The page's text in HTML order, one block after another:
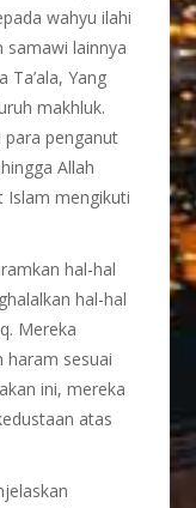
wahyu ilahi
lainnya
Ta’ala, Yang
makhluk.
para penganut
Allah
Islam mengikuti
hal-hal
hal-hal
Mereka
haram sesuai
ini, mereka
atas